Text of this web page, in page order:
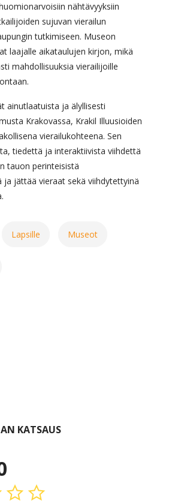
nähtävyyksiin
sujuvan vierailun
tutkimiseen. Museon
laajalle aikataulujen kirjon, mikä
mahdollisuuksia vierailijoille
ainutlaatuista ja älyllisesti
Krakovassa, Krakil Illuusioiden
vierailukohteena. Sen
tiedettä ja interaktiivista viihdettä
tauon perinteisistä
ja jättää vieraat sekä viihdytettyinä
Lapsille Museot
KATSAUS